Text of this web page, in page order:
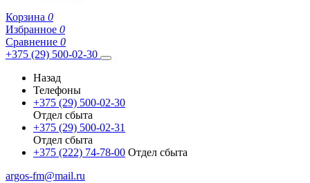
Корзина 0
Избранное 0
Сравнение 0
+375 (29) 500-02-30
Назад
Телефоны
+375 (29) 500-02-30
Отдел сбыта
+375 (29) 500-02-31
Отдел сбыта
+375 (222) 74-78-00 Отдел сбыта
argos-fm@mail.ru